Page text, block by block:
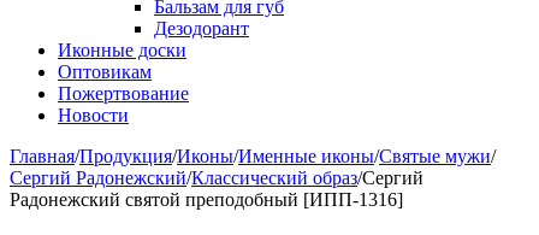
Бальзам для губ
Дезодорант
Иконные доски
Оптовикам
Пожертвование
Новости
Главная/Продукция/Иконы/Именные иконы/Святые мужи/
Сергий Радонежский/Классический образ/Сергий
Радонежский святой преподобный [ИПП-1316]